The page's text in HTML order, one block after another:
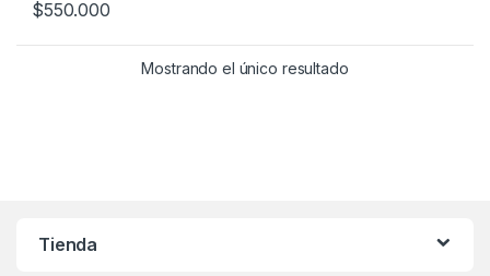
$550.000
Mostrando el único resultado
Tienda